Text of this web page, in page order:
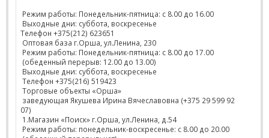
Режим работы: Понедельник-пятница: с 8.00 до 16.00
Выходные дни: суббота, воскресенье
Телефон +375(212) 623651
Оптовая база г.Орша, ул.Ленина, 230
Режим работы: Понедельник-пятница: с 8.00 до 17.00
(обеденный перерыв: 12.00 до 13.00)
Выходные дни: суббота, воскресенье
Телефон +375(216) 519423
Торговые объекты «Орша»
заведующая Якушева Ирина Вячеславовна (+375 29 599 92
07)
1.Магазин «Поиск» г.Орша, ул.Ленина, д.54
Режим работы: понедельник-воскресенье: с 8.00 до 20.00